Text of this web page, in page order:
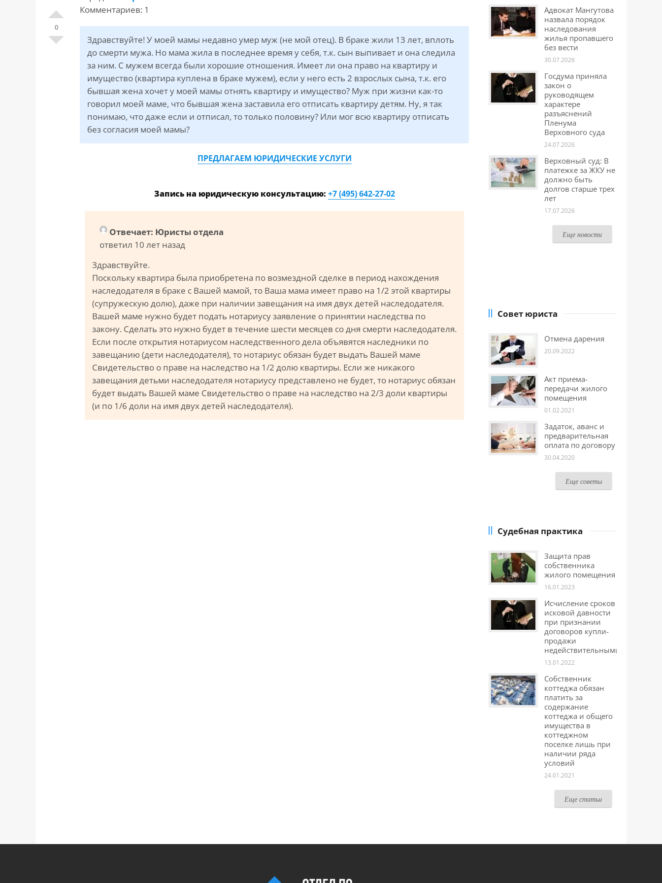
г. Москва, ст. м. «Марксистская», ул.
Марксистская, д. 3, стр. 1
kmsud@yandex.ru
+7 (495) 642-27-02
+7 (936) 281-45-11
+7 (901) 511-80-52
0
Комментариев: 1
Здравствуйте! У моей мамы недавно умер муж (не мой отец). В браке жили 13 лет, вплоть
до смерти мужа. Но мама жила в последнее время у себя, т.к. сын выпивает и она следила
за ним. С мужем всегда были хорошие отношения. Имеет ли она право на квартиру и
имущество (квартира куплена в браке мужем), если у него есть 2 взрослых сына, т.к. его
бывшая жена хочет у моей мамы отнять квартиру и имущество? Муж при жизни как-то
говорил моей маме, что бывшая жена заставила его отписать квартиру детям. Ну, я так
понимаю, что даже если и отписал, то только половину? Или мог всю квартиру отписать
без согласия моей мамы?
ПРЕДЛАГАЕМ ЮРИДИЧЕСКИЕ УСЛУГИ
Запись на юридическую консультацию: +7 (495) 642-27-02
Отвечает: Юристы отдела
ответил 10 лет назад
Здравствуйте.
Поскольку квартира была приобретена по возмездной сделке в период нахождения
наследодателя в браке с Вашей мамой, то Ваша мама имеет право на 1/2 этой квартиры
(супружескую долю), даже при наличии завещания на имя двух детей наследодателя.
Вашей маме нужно будет подать нотариусу заявление о принятии наследства по
закону. Сделать это нужно будет в течение шести месяцев со дня смерти наследодателя.
Если после открытия нотариусом наследственного дела объявятся наследники по
завещанию (дети наследодателя), то нотариус обязан будет выдать Вашей маме
Свидетельство о праве на наследство на 1/2 долю квартиры. Если же никакого
завещания детьми наследодателя нотариусу представлено не будет, то нотариус обязан
будет выдать Вашей маме Свидетельство о праве на наследство на 2/3 доли квартиры
(и по 1/6 доли на имя двух детей наследодателя).
Адвокат Мангутова
назвала порядок
наследования
жилья пропавшего
без вести
30.07.2026
Госдума приняла
закон о
руководящем
характере
разъяснений
Пленума
Верховного суда
24.07.2026
Верховный суд: В
платежке за ЖКУ не
должно быть
долгов старше трех
лет
17.07.2026
Еще новости
Совет юриста
Отмена дарения
20.09.2022
Акт приема-
передачи жилого
помещения
01.02.2021
Задаток, аванс и
предварительная
оплата по договору
30.04.2020
Еще советы
Судебная практика
Защита прав
собственника
жилого помещения
16.01.2023
Исчисление сроков
исковой давности
при признании
договоров купли-
продажи
недействительными
13.01.2022
Собственник
коттеджа обязан
платить за
содержание
коттеджа и общего
имущества в
коттеджном
поселке лишь при
наличии ряда
условий
24.01.2021
Еще статьи